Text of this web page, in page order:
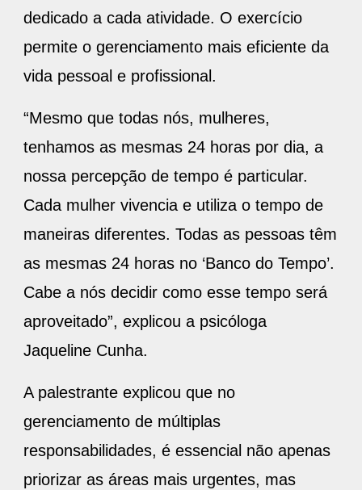
dedicado a cada atividade. O exercício
permite o gerenciamento mais eficiente da
vida pessoal e profissional.
“Mesmo que todas nós, mulheres,
tenhamos as mesmas 24 horas por dia, a
nossa percepção de tempo é particular.
Cada mulher vivencia e utiliza o tempo de
maneiras diferentes. Todas as pessoas têm
as mesmas 24 horas no ‘Banco do Tempo’.
Cabe a nós decidir como esse tempo será
aproveitado”, explicou a psicóloga
Jaqueline Cunha.
A palestrante explicou que no
gerenciamento de múltiplas
responsabilidades, é essencial não apenas
priorizar as áreas mais urgentes, mas